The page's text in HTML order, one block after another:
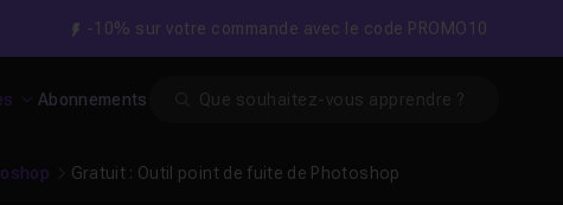
-10% sur votre commande avec le code PROMO10
Abonnements
Gratuit : Outil point de fuite de Photoshop